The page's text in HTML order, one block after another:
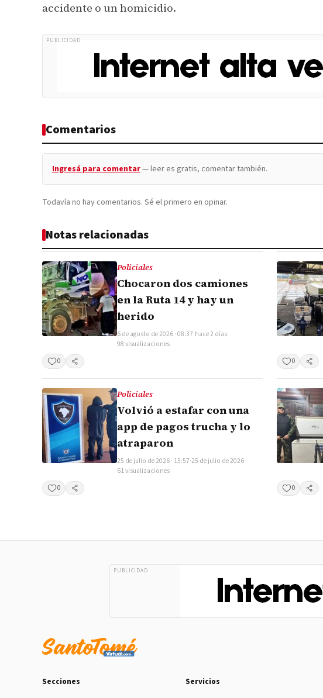
accidente o un homicidio.
PUBLICIDAD
Comentarios
Ingresá para comentar— leer es gratis, comentar también.
Todavía no hay comentarios. Sé el primero en opinar.
Notas relacionadas
Policiales
Chocaron dos camiones
en la Ruta 14 y hay un
herido
6 de agosto de 2026 · 08:37·hace 2 días·
98 visualizaciones
0
Compartir
0
Policiales
Volvió a estafar con una
app de pagos trucha y lo
atraparon
25 de julio de 2026 · 15:57·25 de julio de 2026·
61 visualizaciones
0
Compartir
0
PUBLICIDAD
Secciones
Servicios